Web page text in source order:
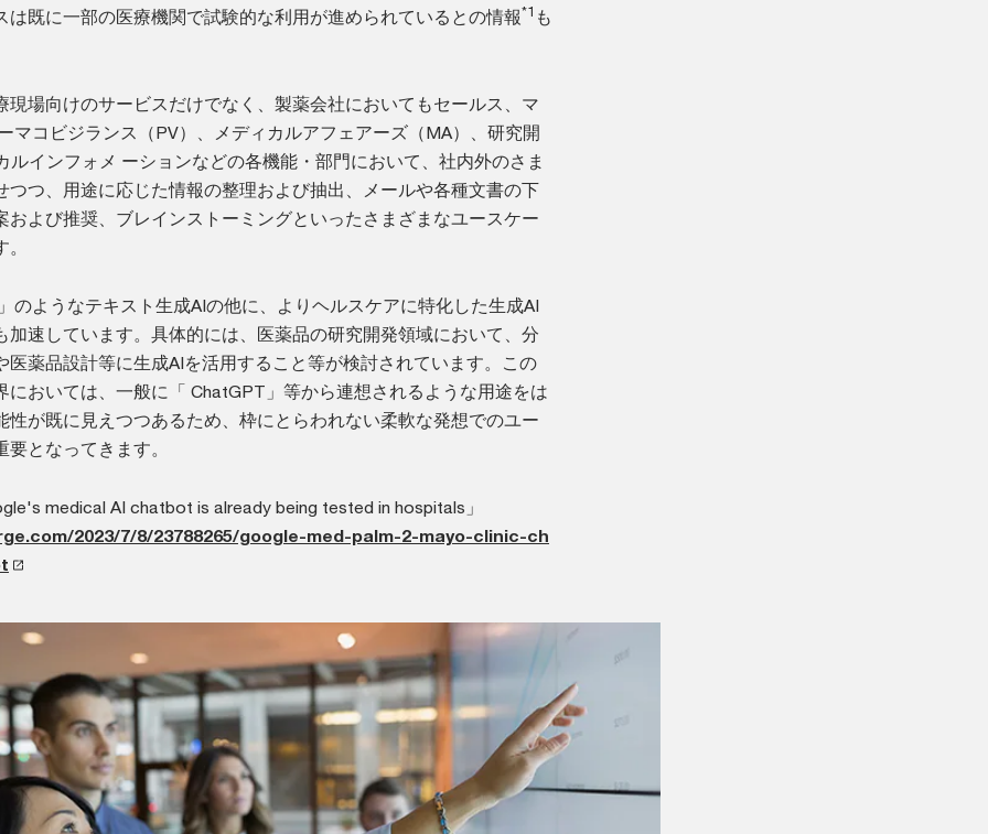
は既に一部の医療機関で試験的な利用が進められているとの情報*1 も
現場向けのサービスだけでなく、製薬会社においてもセールス、マ
マコビジランス（PV）、メディカルアフェアーズ（MA）、研究開
ルインフォメ ーションなどの各機能・部門において、社内外のさま
つつ、用途に応じた情報の整理および抽出、メールや各種文書の下
および推奨、ブレインストーミングといったさまざまなユースケー
のようなテキスト生成AIの他に、よりヘルスケアに特化した生成AI
加速しています。具体的には、医薬品の研究開発領域において、分
医薬品設計等に生成AIを活用すること等が検討されています。この
においては、一般に「 ChatGPT」等から連想されるような用途をは
性が既に見えつつあるため、枠にとらわれない柔軟な発想でのユー
となってきます。
medical AI chatbot is already being tested in hospitals」
2023/7/8/23788265/google-med-palm-2-mayo-clinic-ch